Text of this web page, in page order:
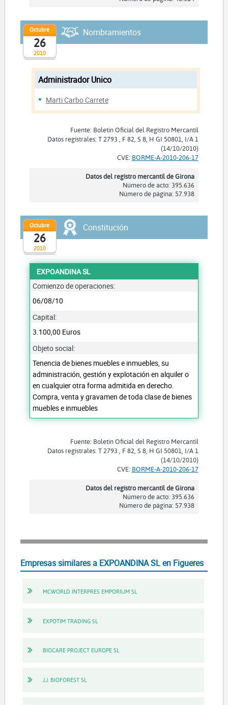
2010
Octubre
26
Nombramientos
Administrador Unico
Marti Carbo Carrete
Fuente: Boletín Oficial del Registro Mercantil
Datos registrales: T 2793 , F 82, S 8, H GI 50801, I/A 1
(14/10/2010)
CVE: BORME-A-2010-206-17
Datos del registro mercantil de Girona
Número de acto: 395.636
Número de página: 57.938
2010
Octubre
26
Constitución
EXPOANDINA SL
Comienzo de operaciones:
06/08/10
Capital:
3.100,00 Euros
Objeto social:
Tenencia de bienes muebles e inmuebles, su
administración, gestión y explotación en alquiler o
en cualquier otra forma admitida en derecho.
Compra, venta y gravamen de toda clase de bienes
muebles e inmuebles
Fuente: Boletín Oficial del Registro Mercantil
Datos registrales: T 2793 , F 82, S 8, H GI 50801, I/A 1
(14/10/2010)
CVE: BORME-A-2010-206-17
Datos del registro mercantil de Girona
Número de acto: 395.636
Número de página: 57.938
Empresas similares a EXPOANDINA SL en Figueres
MCWORLD INTERPRES EMPORIUM SL
EXPOTIM TRADING SL
BIOCARE PROJECT EUROPE SL
J.J. BIOFOREST SL